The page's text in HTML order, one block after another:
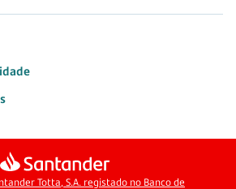
Totta, S.A. registado no Banco de